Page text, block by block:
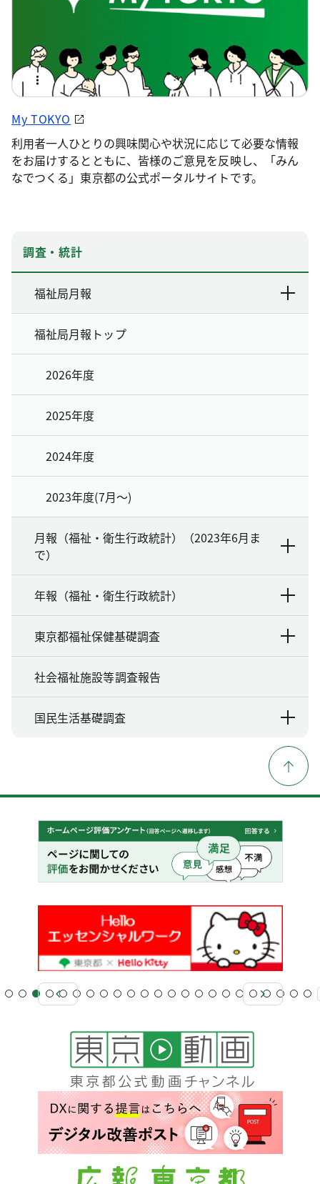
My TOKYO
利用者一人ひとりの興味関心や状況に応じて必要な情報
をお届けするとともに、皆様のご意見を反映し、「みん
なでつくる」東京都の公式ポータルサイトです。
調査・統計
福祉局月報
福祉局月報トップ
2026年度
2025年度
2024年度
2023年度(7月～)
月報（福祉・衛生行政統計）（2023年6月ま
で）
年報（福祉・衛生行政統計）
東京都福祉保健基礎調査
社会福祉施設等調査報告
国民生活基礎調査